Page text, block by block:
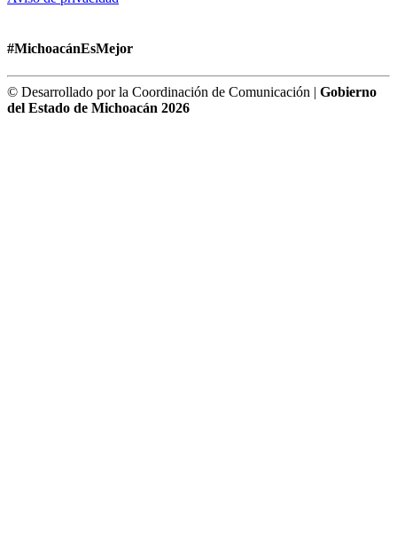
#MichoacánEsMejor
© Desarrollado por la Coordinación de Comunicación | Gobierno
del Estado de Michoacán 2026